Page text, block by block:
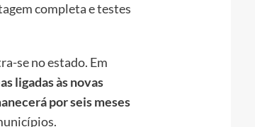
completa e testes
se no estado. Em
ligadas às novas
por seis meses